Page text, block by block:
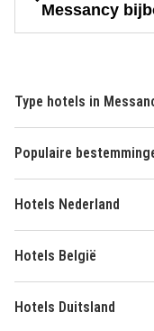
Messancy
Type hotels in
Populaire
Hotels Nederland
Hotels België
Hotels Duitsland